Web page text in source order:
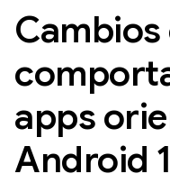
Cambios
apps
Android